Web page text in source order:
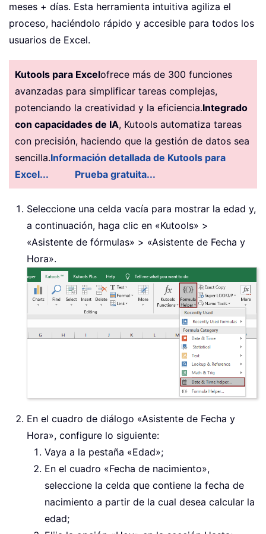
meses + días. Esta herramienta intuitiva agiliza el
proceso, haciéndolo rápido y accesible para todos los
usuarios de Excel.
Kutools para Excelofrece más de 300 funciones
avanzadas para simplificar tareas complejas,
potenciando la creatividad y la eficiencia.Integrado
con capacidades de IA, Kutools automatiza tareas
con precisión, haciendo que la gestión de datos sea
sencilla.Información detallada de Kutools para
Excel...
Prueba gratuita...
Seleccione una celda vacía para mostrar la edad y,
a continuación, haga clic en «Kutools» >
«Asistente de fórmulas» > «Asistente de Fecha y
Hora».
En el cuadro de diálogo «Asistente de Fecha y
Hora», configure lo siguiente:
Vaya a la pestaña «Edad»;
En el cuadro «Fecha de nacimiento»,
seleccione la celda que contiene la fecha de
nacimiento a partir de la cual desea calcular la
edad;